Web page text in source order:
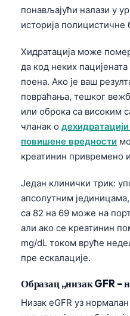
понављајући налази у
историја полицистичне
Хидратација може
да код неких
поена. Ако је ваш
повраћања, тешког
или оброка са високим
чланак о
повишене вредности
креатинин привремено
Један клинички трик:
апсолутним
са 82 на 69 може на
али ако се креатинин
mg/dL током вруће
пре ескалације.
Образац „низак GFR –
Низак eGFR уз